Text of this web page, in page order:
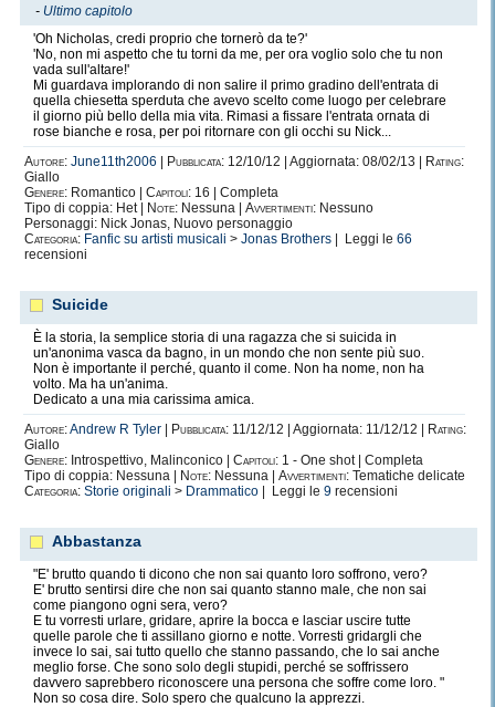
- Ultimo capitolo
'Oh Nicholas, credi proprio che tornerò da te?'
'No, non mi aspetto che tu torni da me, per ora voglio solo che tu non
vada sull'altare!'
Mi guardava implorando di non salire il primo gradino dell'entrata di
quella chiesetta sperduta che avevo scelto come luogo per celebrare
il giorno più bello della mia vita. Rimasi a fissare l'entrata ornata di
rose bianche e rosa, per poi ritornare con gli occhi su Nick...
Autore: June11th2006 Pubblicata: 12/10/12 | Aggiornata: 08/02/13 |
Rating:
Giallo
Genere: Romantico | Capitoli: 16 | Completa
Tipo di coppia: Het |
Note: Nessuna | Avvertimenti: Nessuno
Personaggi: Nick Jonas, Nuovo personaggio
Categoria: Fanfic su artisti musicali > Jonas Brothers | Leggi le 66
recensioni
Suicide
È la storia, la semplice storia di una ragazza che si suicida in
un'anonima vasca da bagno, in un mondo che non sente più suo.
Non è importante il perché, quanto il come. Non ha nome, non ha
volto. Ma ha un'anima.
Dedicato a una mia carissima amica.
Autore:Andrew R Tyler Pubblicata: 11/12/12 | Aggiornata: 11/12/12 |
Rating:
Giallo
Genere: Introspettivo, Malinconico | Capitoli: 1 - One shot | Completa
Tipo di coppia: Nessuna |
Note: Nessuna | Avvertimenti: Tematiche delicate
Categoria: Storie originali > Drammatico | Leggi le 9 recensioni
Abbastanza
"E' brutto quando ti dicono che non sai quanto loro soffrono, vero?
E' brutto sentirsi dire che non sai quanto stanno male, che non sai
come piangono ogni sera, vero?
E tu vorresti urlare, gridare, aprire la bocca e lasciar uscire tutte
quelle parole che ti assillano giorno e notte. Vorresti gridargli che
invece lo sai, sai tutto quello che stanno passando, che lo sai anche
meglio forse. Che sono solo degli stupidi, perché se soffrissero
davvero saprebbero riconoscere una persona che soffre come loro. "
Non so cosa dire. Solo spero che qualcuno la apprezzi.